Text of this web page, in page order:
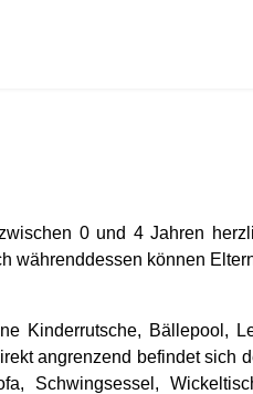
0 und 4 Jahren
währenddessen können
Kinderrutsche, Bällepool,
angrenzend befindet sich
Schwingsessel,